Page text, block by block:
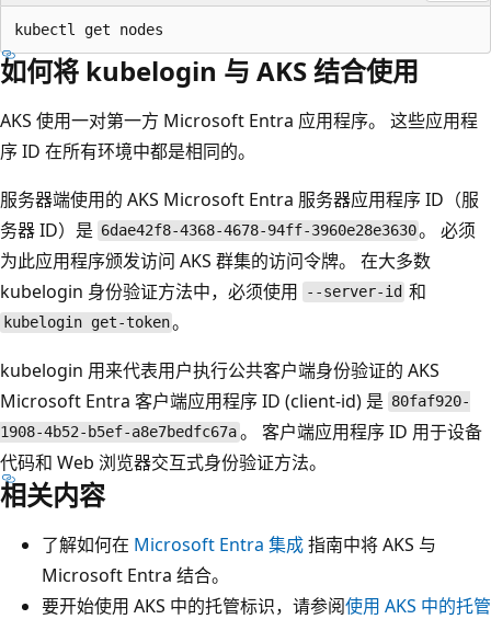
如何将 kubelogin 与 AKS 结合使用
AKS 使用一对第一方 Microsoft Entra 应用程序。 这些应用程
序 ID 在所有环境中都是相同的。
服务器端使用的 AKS Microsoft Entra 服务器应用程序 ID（服
务器 ID）是 6dae42f8-4368-4678-94ff-3960e28e3630。 必须
为此应用程序颁发访问 AKS 群集的访问令牌。 在大多数
kubelogin 身份验证方法中，必须使用
--server-id 和
kubelogin get-token。
kubelogin 用来代表用户执行公共客户端身份验证的 AKS
Microsoft Entra 客户端应用程序 ID (client-id) 是 80faf920-
1908-4b52-b5ef-a8e7bedfc67a。 客户端应用程序 ID 用于设备
代码和 Web 浏览器交互式身份验证方法。
相关内容
了解如何在 Microsoft Entra 集成指南中将 AKS 与
Microsoft Entra 结合。
要开始使用 AKS 中的托管标识，请参阅使用 AKS 中的托管